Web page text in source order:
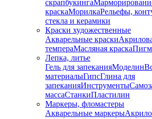
скрапбукинга
краскаМорилкаРельефы,
стекла и керамики
Краски художественные
Акварельные краски
темпераМасляная краска
Лепка, литье
Гель для запеканияМоделин
материалыГипсГлина для
запеканияИнструменты
массаСтанкиПластилин
Маркеры, фломастеры
Акварельные маркеры